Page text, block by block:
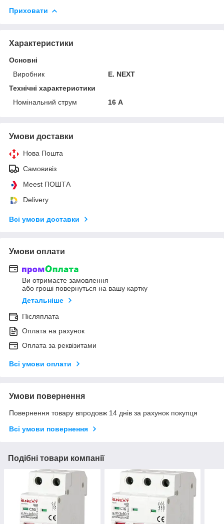
Приховати
Характеристики
Основні
Виробник
E. NEXT
Технічні характеристики
Номінальний струм
16 А
Умови доставки
Нова Пошта
Самовивіз
Meest ПОШТА
Delivery
Всі умови доставки
Умови оплати
Ви отримаєте замовлення
або гроші повернуться на вашу картку
Детальніше
Післяплата
Оплата на рахунок
Оплата за реквізитами
Всі умови оплати
Умови повернення
Повернення товару впродовж 14 днів за рахунок покупця
Всі умови повернення
Подібні товари компанії